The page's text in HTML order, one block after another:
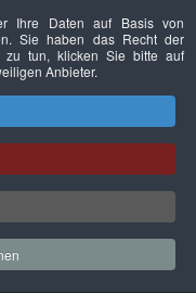
Nachhaltigkeit
e.V..
Ihre Daten auf Basis von
Sie haben das Recht der
zu tun, klicken Sie bitte auf
Anbieter.